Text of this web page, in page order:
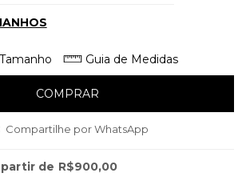
Guia de Medidas
Compartilhe por WhatsApp
partir de R$900,00